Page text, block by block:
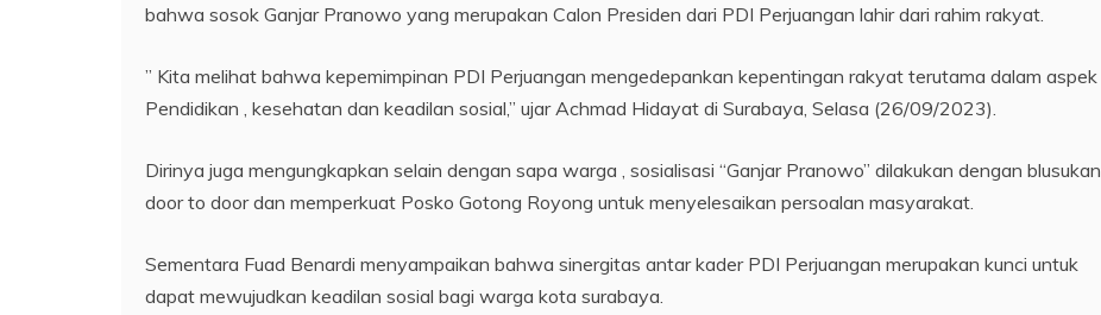
bahwa sosok Ganjar Pranowo yang merupakan Calon Presiden dari PDI Perjuangan lahir dari rahim rakyat.
” Kita melihat bahwa kepemimpinan PDI Perjuangan mengedepankan kepentingan rakyat terutama dalam aspek
Pendidikan , kesehatan dan keadilan sosial,” ujar Achmad Hidayat di Surabaya, Selasa (26/09/2023).
Dirinya juga mengungkapkan selain dengan sapa warga , sosialisasi “Ganjar Pranowo” dilakukan dengan blusukan
door to door dan memperkuat Posko Gotong Royong untuk menyelesaikan persoalan masyarakat.
Sementara Fuad Benardi menyampaikan bahwa sinergitas antar kader PDI Perjuangan merupakan kunci untuk
dapat mewujudkan keadilan sosial bagi warga kota surabaya.